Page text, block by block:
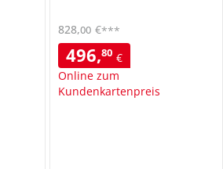
496,80 €
Online zum
Kundenkartenpreis
828,00 €***